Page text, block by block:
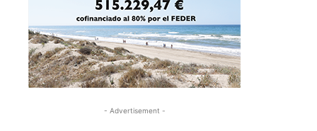
- Advertisement -